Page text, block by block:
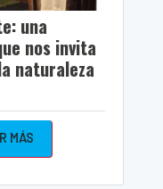
una
nos invita
naturaleza
MÁS